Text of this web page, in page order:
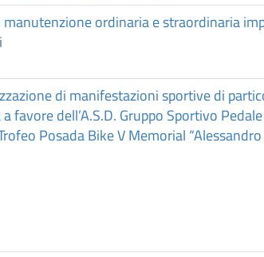
ordinaria e straordinaria
di manifestazioni sportive di
favore dell’A.S.D. Gruppo Sportivo
Posada Bike V Memorial